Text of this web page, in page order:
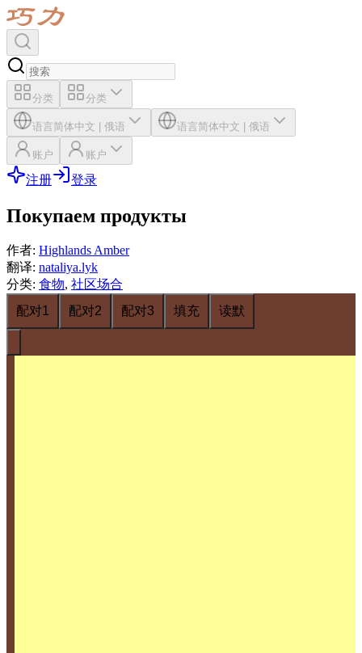
分类 分类
语言简体中文 | 俄语 语言简体中文 | 俄语
账户 账户
注册 登录
Покупаем продукты
作者: Highlands Amber
翻译: nataliya.lyk
分类: 食物, 社区场合
配对1
配对2 配对3 填充 读默